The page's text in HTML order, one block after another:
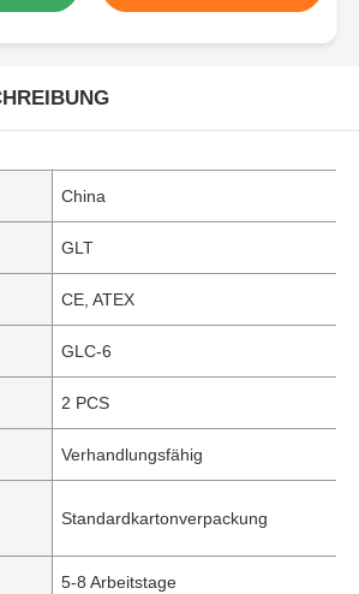
China
GLT
CE, ATEX
GLC-6
2 PCS
Verhandlungsfähig
Standardkartonverpackung
5-8 Arbeitstage